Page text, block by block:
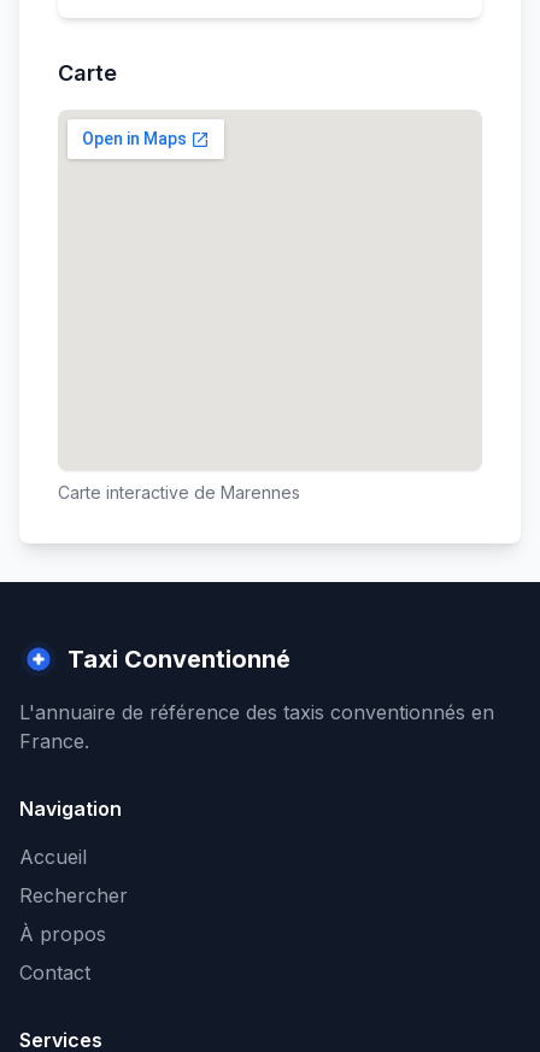
Carte
Carte interactive de Marennes
Taxi Conventionné
L'annuaire de référence des taxis conventionnés en
France.
Navigation
Accueil
Rechercher
À propos
Contact
Services